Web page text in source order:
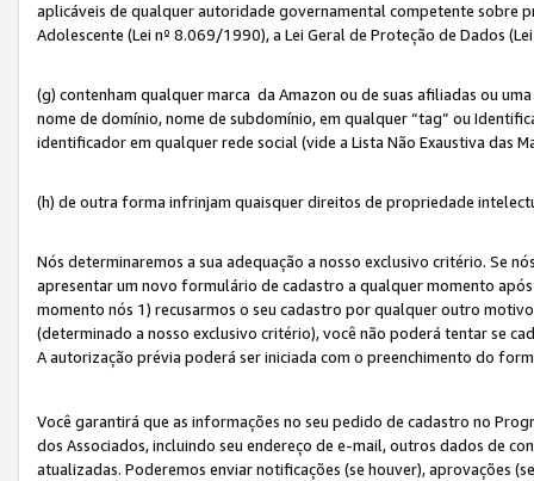
aplicáveis de qualquer autoridade governamental competente sobre
Adolescente (Lei nº 8.069/1990), a Lei Geral de Proteção de Dados
(g) contenham qualquer marca da Amazon ou de suas afiliadas ou
nome de domínio, nome de subdomínio, em qualquer “tag” ou
identificador em qualquer rede social (vide a Lista Não Exaustiva das
(h) de outra forma infrinjam quaisquer direitos de propriedade
Nós determinaremos a sua adequação a nosso exclusivo critério. Se
apresentar um novo formulário de cadastro a qualquer momento
momento nós 1) recusarmos o seu cadastro por qualquer outro
(determinado a nosso exclusivo critério), você não poderá tentar se
A autorização prévia poderá ser iniciada com o preenchimento do
Você garantirá que as informações no seu pedido de cadastro no
dos Associados, incluindo seu endereço de e-mail, outros dados de
atualizadas. Poderemos enviar notificações (se houver), aprovações